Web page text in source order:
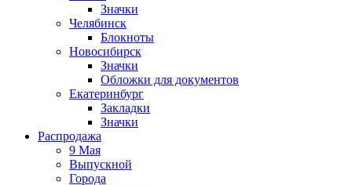
Значки
Челябинск
Блокноты
Новосибирск
Значки
Обложки для документов
Екатеринбург
Закладки
Значки
Распродажа
9 Мая
Выпускной
Города